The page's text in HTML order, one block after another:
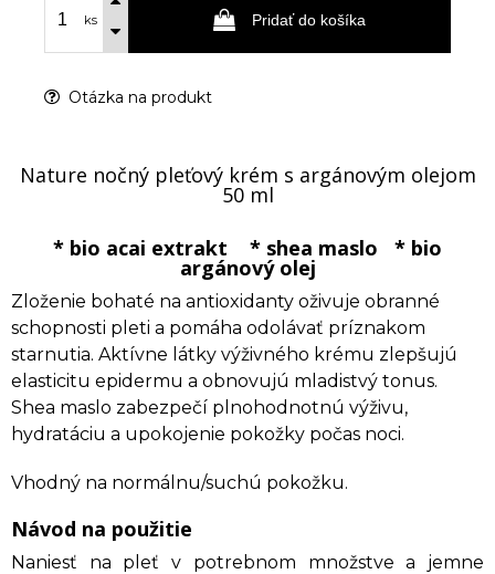
ks Pridať do košíka
Otázka na produkt
Nature nočný pleťový krém s argánovým olejom
50 ml
* bio acai extrakt * shea maslo * bio
argánový olej
Zloženie bohaté na antioxidanty oživuje obranné
schopnosti pleti a pomáha odolávať príznakom
starnutia. Aktívne látky výživného krému zlepšujú
elasticitu epidermu a obnovujú mladistvý tonus.
Shea maslo zabezpečí plnohodnotnú výživu,
hydratáciu a upokojenie pokožky počas noci.
Vhodný na normálnu/suchú pokožku.
Návod na použitie
Naniesť na pleť v potrebnom množstve a jemne